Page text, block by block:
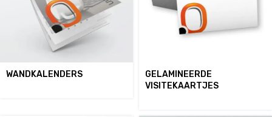
WANDKALENDERS
GELAMINEERDE
VISITEKAARTJES